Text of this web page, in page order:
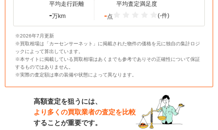
平均走行距離
-万km
平均査定満足度
-点 (-件)
※2026年7月更新
※買取相場は「カーセンサーネット」に掲載された物件の価格を元に独自の集計ロジ
ックによって算出しています。
※本サイトに掲載している買取相場はあくまでも参考でありその正確性について保証
するものではありません。
※実際の査定額は車の装備や状態によって異なります。
高額査定を狙うには、
より多くの買取業者の査定を比較
することが重要です。